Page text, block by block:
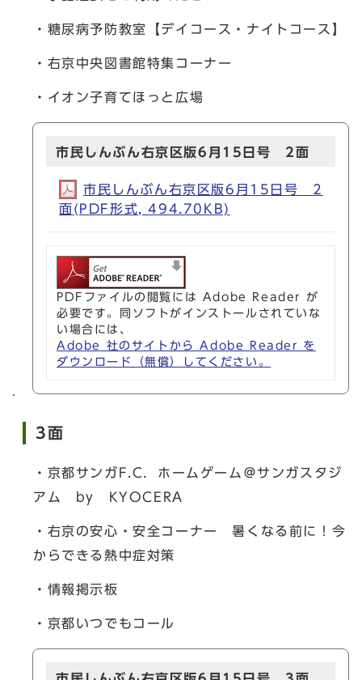
・糖尿病予防教室【デイコース・ナイトコース】
・右京中央図書館特集コーナー
・イオン子育てほっと広場
市民しんぶん右京区版6月15日号 2面
市民しんぶん右京区版6月15日号 2
面(PDF形式, 494.70KB)
PDFファイルの閲覧には Adobe Reader が
必要です。同ソフトがインストールされていな
い場合には、
Adobe 社のサイトから Adobe Reader を
ダウンロード（無償）してください。
3面
・京都サンガF.C．ホームゲーム＠サンガスタジ
アム by KYOCERA
・右京の安心・安全コーナー 暑くなる前に！今
からできる熱中症対策
・情報掲示板
・京都いつでもコール